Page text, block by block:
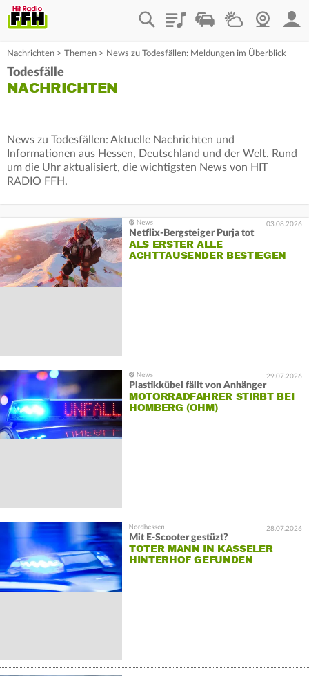
PlaylistStaupilotWetterWebcam
Nachrichten > Themen > News zu Todesfällen: Meldungen im Überblick
Todesfälle
NACHRICHTEN
News zu Todesfällen: Aktuelle Nachrichten und
Informationen aus Hessen, Deutschland und der Welt. Rund
um die Uhr aktualisiert, die wichtigsten News von HIT
RADIO FFH.
03.08.2026
Netflix-Bergsteiger Purja tot
ALS ERSTER ALLE
ACHTTAUSENDER BESTIEGEN
29.07.2026
Plastikkübel fällt von Anhänger
MOTORRADFAHRER STIRBT BEI
HOMBERG (OHM)
28.07.2026
Mit E-Scooter gestüzt?
TOTER MANN IN KASSELER
HINTERHOF GEFUNDEN